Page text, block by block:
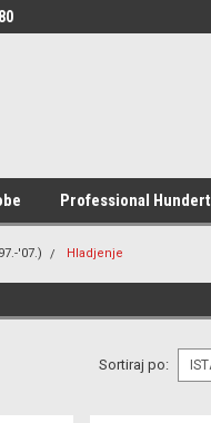
Professional Hundert
'07.) Hladjenje
Sortiraj po: